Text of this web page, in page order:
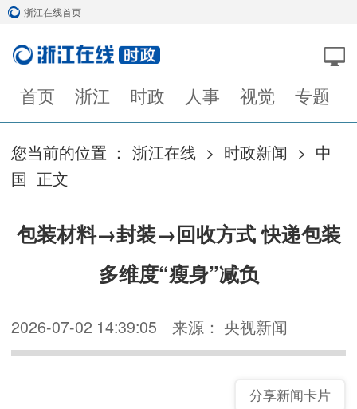
浙江在线首页
首页 浙江 时政 人事 视觉 专题
您当前的位置 ： 浙江在线 > 时政新闻 > 中
国 正文
包装材料→封装→回收方式 快递包装
多维度“瘦身”减负
2026-07-02 14:39:05 来源： 央视新闻
分享新闻卡片